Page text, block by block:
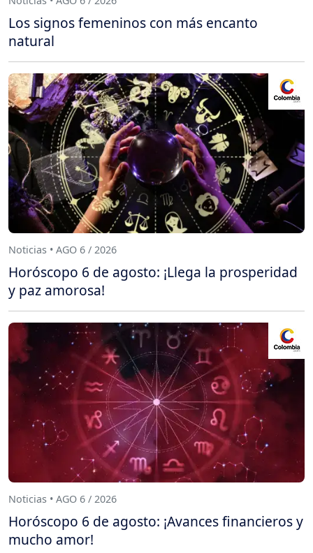
Los signos femeninos con más encanto
natural
Noticias • AGO 6 / 2026
Horóscopo 6 de agosto: ¡Llega la prosperidad
y paz amorosa!
Noticias • AGO 6 / 2026
Horóscopo 6 de agosto: ¡Avances financieros y
mucho amor!